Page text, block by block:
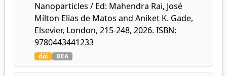
Nanoparticles / Ed: Mahendra Rai, José
Milton Elias de Matos and Aniket K. Gade,
Elsevier, London, 215-248, 2026. ISBN:
9780443441233
doi DEA